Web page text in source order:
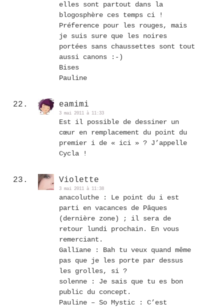
elles sont partout dans la
blogosphère ces temps ci !
Préference pour les rouges, mais
je suis sure que les noires
portées sans chaussettes sont tout
aussi canons :-)
Bises
Pauline
eamimi
3 mai 2011 à 11:33
Est il possible de dessiner un
cœur en remplacement du point du
premier i de « ici » ? J’appelle
Cycla !
Violette
3 mai 2011 à 11:38
anacoluthe : Le point du i est
parti en vacances de Pâques
(dernière zone) ; il sera de
retour lundi prochain. En vous
remerciant.
Gallïane : Bah tu veux quand même
pas que je les porte par dessus
les grolles, si ?
solenne : Je sais que tu es bon
public du concept.
Pauline – So Mystic : C’est